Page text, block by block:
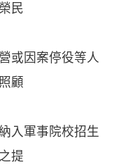
民
因案停役等人
顧
軍事院校招生
提